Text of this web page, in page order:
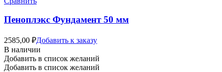
Пеноплэкс Фундамент 50 мм
2585,00 ₽Добавить к заказу
В наличии
Добавить в список желаний
Добавить в список желаний